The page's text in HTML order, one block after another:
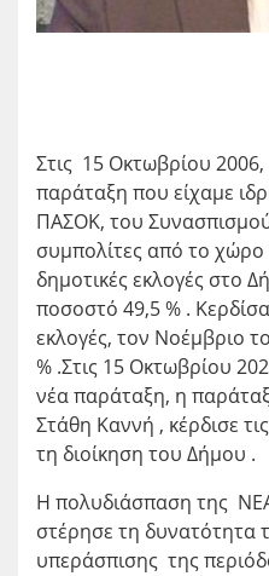
Στις 15 Οκτωβρίου
παράταξη που είχαμε
ΠΑΣΟΚ, του
συμπολίτες από το χώρο
δημοτικές εκλογές στο
ποσοστό 49,5 % .
εκλογές, τον Νοέμβριο
% .Στις 15 Οκτωβρίου
νέα παράταξη, η
Στάθη Καννή , κέρδισε
τη διοίκηση του Δήμου .
Η πολυδιάσπαση της
στέρησε τη δυνατότητα
υπεράσπισης της